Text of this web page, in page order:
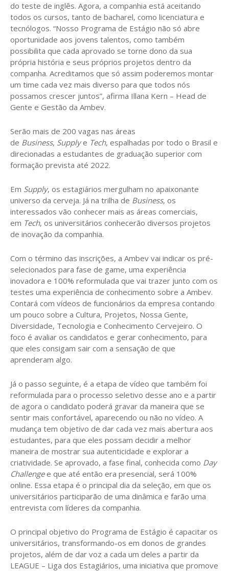
do teste de inglês. Agora, a companhia está aceitando
todos os cursos, tanto de bacharel, como licenciatura e
tecnólogos. “Nosso Programa de Estágio não só abre
oportunidade aos jovens talentos, como também
possibilita que cada aprovado se torne dono da sua
própria história e seus próprios projetos dentro da
companha. Acreditamos que só assim poderemos montar
um time cada vez mais diverso para que todos nós
possamos crescer juntos”, afirma Illana Kern – Head de
Gente e Gestão da Ambev.
Serão mais de 200 vagas nas áreas
de Business, Supplye Tech, espalhadas por todo o Brasil e
direcionadas a estudantes de graduação superior com
formação prevista até 2022.
Em Supply, os estagiários mergulham no apaixonante
universo da cerveja. Já na trilha de Business, os
interessados vão conhecer mais as áreas comerciais,
em Tech, os universitários conhecerão diversos projetos
de inovação da companhia.
Com o término das inscrições, a Ambev vai indicar os pré-
selecionados para fase de game, uma experiência
inovadora e 100% reformulada que vai trazer junto com os
testes uma experiência de conhecimento sobre a Ambev.
Contará com vídeos de funcionários da empresa contando
um pouco sobre a Cultura, Projetos, Nossa Gente,
Diversidade, Tecnologia e Conhecimento Cervejeiro. O
foco é avaliar os candidatos e gerar conhecimento, para
que eles consigam sair com a sensação de que
aprenderam algo.
Já o passo seguinte, é a etapa de vídeo que também foi
reformulada para o processo seletivo desse ano e a partir
de agora o candidato poderá gravar da maneira que se
sentir mais confortável, aparecendo ou não no vídeo. A
mudança tem objetivo de dar cada vez mais abertura aos
estudantes, para que eles possam decidir a melhor
maneira de mostrar sua autenticidade e explorar a
criatividade. Se aprovado, a fase final, conhecida como Day
Challengee que até então era presencial, será 100%
online. Essa etapa é o principal dia da seleção, em que os
universitários participarão de uma dinâmica e farão uma
entrevista com líderes da companhia.
O principal objetivo do Programa de Estágio é capacitar os
universitários, transformando-os em donos de grandes
projetos, além de dar voz a cada um deles a partir da
LEAGUE – Liga dos Estagiários, uma iniciativa que promove